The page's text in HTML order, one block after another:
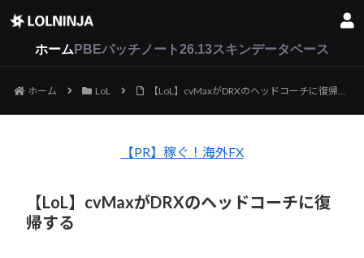
ホーム PBEパッチノート26.13スキンデータベース
ホーム LoL 【LoL】cvMaxがDRXのヘッドコーチに復帰する
【PR】稼ぐ！海外FX
【LoL】cvMaxがDRXのヘッドコーチに復
帰する